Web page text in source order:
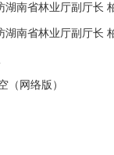
南省林业厅副厅长
南省林业厅副厅长
（网络版）